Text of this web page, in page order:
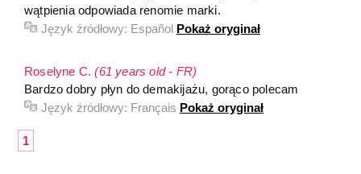
wątpienia odpowiada renomie marki.
Język źródłowy: Español Pokaż oryginał
Roselyne C.(61 years old - FR)
Bardzo dobry płyn do demakijażu, gorąco polecam
Język źródłowy: Français Pokaż oryginał
1